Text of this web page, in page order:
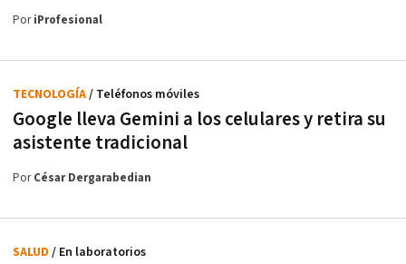
PoriProfesional
Google lleva Gemini a los celulares y retira su
asistente tradicional
TECNOLOGÍA/ Teléfonos móviles
PorCésar Dergarabedian
SALUD / En laboratorios